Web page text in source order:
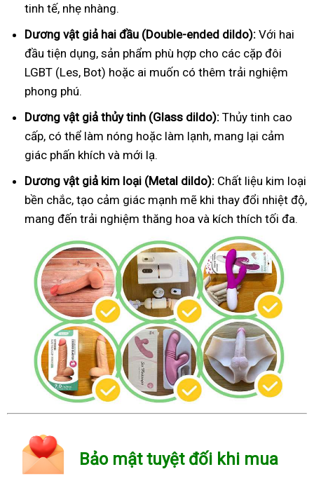
tinh tế, nhẹ nhàng.
Dương vật giả hai đầu (Double-ended dildo): Với hai
đầu tiện dụng, sản phẩm phù hợp cho các cặp đôi
LGBT (Les, Bot) hoặc ai muốn có thêm trải nghiệm
phong phú.
Dương vật giả thủy tinh (Glass dildo): Thủy tinh cao
cấp, có thể làm nóng hoặc làm lạnh, mang lại cảm
giác phấn khích và mới lạ.
Dương vật giả kim loại (Metal dildo): Chất liệu kim loại
bền chắc, tạo cảm giác mạnh mẽ khi thay đổi nhiệt độ,
mang đến trải nghiệm thăng hoa và kích thích tối đa.
Bảo mật tuyệt đối khi mua